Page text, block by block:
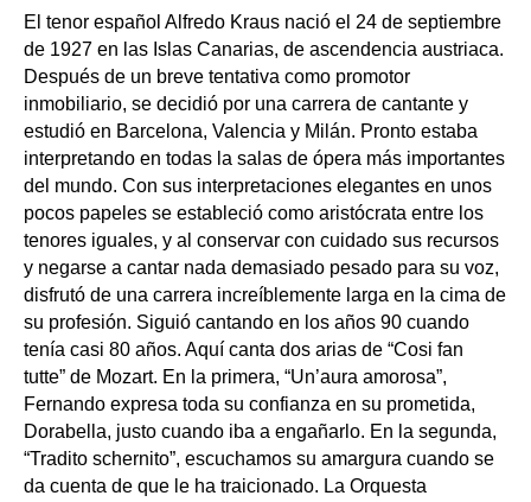
El tenor español Alfredo Kraus nació el 24 de septiembre
de 1927 en las Islas Canarias, de ascendencia austriaca.
Después de un breve tentativa como promotor
inmobiliario, se decidió por una carrera de cantante y
estudió en Barcelona, Valencia y Milán. Pronto estaba
interpretando en todas la salas de ópera más importantes
del mundo. Con sus interpretaciones elegantes en unos
pocos papeles se estableció como aristócrata entre los
tenores iguales, y al conservar con cuidado sus recursos
y negarse a cantar nada demasiado pesado para su voz,
disfrutó de una carrera increíblemente larga en la cima de
su profesión. Siguió cantando en los años 90 cuando
tenía casi 80 años. Aquí canta dos arias de “Cosi fan
tutte” de Mozart. En la primera, “Un’aura amorosa”,
Fernando expresa toda su confianza en su prometida,
Dorabella, justo cuando iba a engañarlo. En la segunda,
“Tradito schernito”, escuchamos su amargura cuando se
da cuenta de que le ha traicionado. La Orquesta